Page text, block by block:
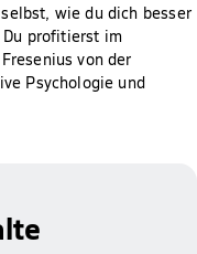
wie du dich besser
Du profitierst im
von der
Psychologie und